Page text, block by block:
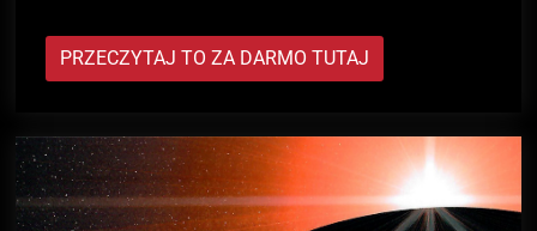
PRZECZYTAJ TO ZA DARMO TUTAJ